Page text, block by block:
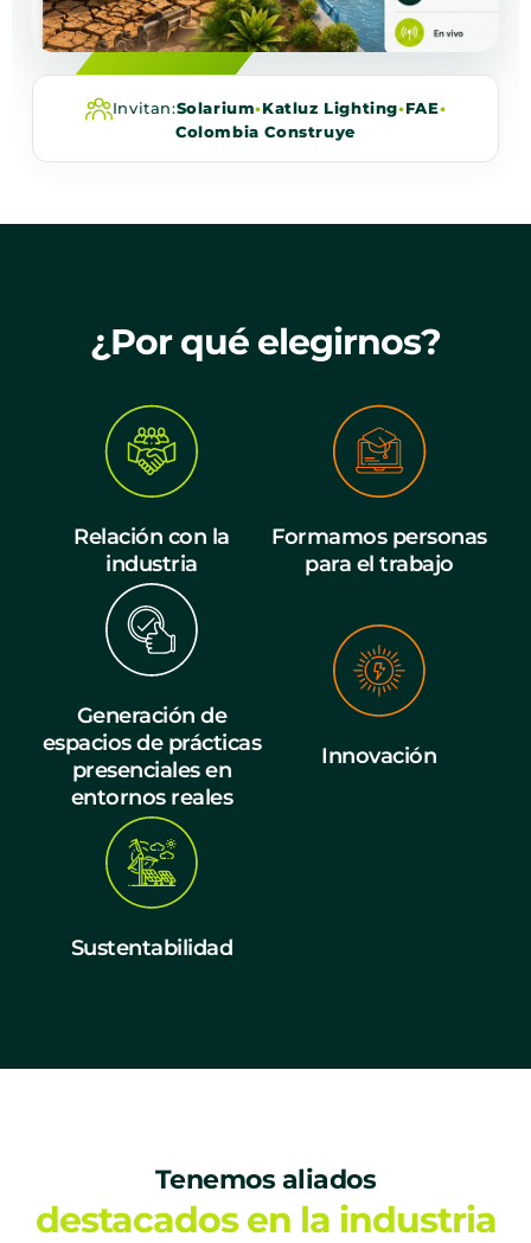
Invitan:Solarium•Katluz Lighting•FAE•
Colombia Construye
¿Por qué elegirnos?
Relación con la
industria
Formamos personas
para el trabajo
Generación de
espacios de prácticas
presenciales en
entornos reales
Innovación
Sustentabilidad
Tenemos aliados
destacados en la industria